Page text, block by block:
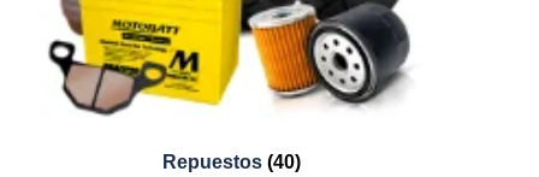
Repuestos(40)